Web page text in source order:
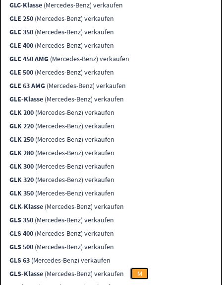
GLC-Klasse (Mercedes-Benz) verkaufen
GLE 250 (Mercedes-Benz) verkaufen
GLE 350 (Mercedes-Benz) verkaufen
GLE 400 (Mercedes-Benz) verkaufen
GLE 450 AMG (Mercedes-Benz) verkaufen
GLE 500 (Mercedes-Benz) verkaufen
GLE 63 AMG (Mercedes-Benz) verkaufen
GLE-Klasse (Mercedes-Benz) verkaufen
GLK 200 (Mercedes-Benz) verkaufen
GLK 220 (Mercedes-Benz) verkaufen
GLK 250 (Mercedes-Benz) verkaufen
GLK 280 (Mercedes-Benz) verkaufen
GLK 300 (Mercedes-Benz) verkaufen
GLK 320 (Mercedes-Benz) verkaufen
GLK 350 (Mercedes-Benz) verkaufen
GLK-Klasse (Mercedes-Benz) verkaufen
GLS 350 (Mercedes-Benz) verkaufen
GLS 400 (Mercedes-Benz) verkaufen
GLS 500 (Mercedes-Benz) verkaufen
GLS 63 (Mercedes-Benz) verkaufen
GLS-Klasse (Mercedes-Benz) verkaufen
M